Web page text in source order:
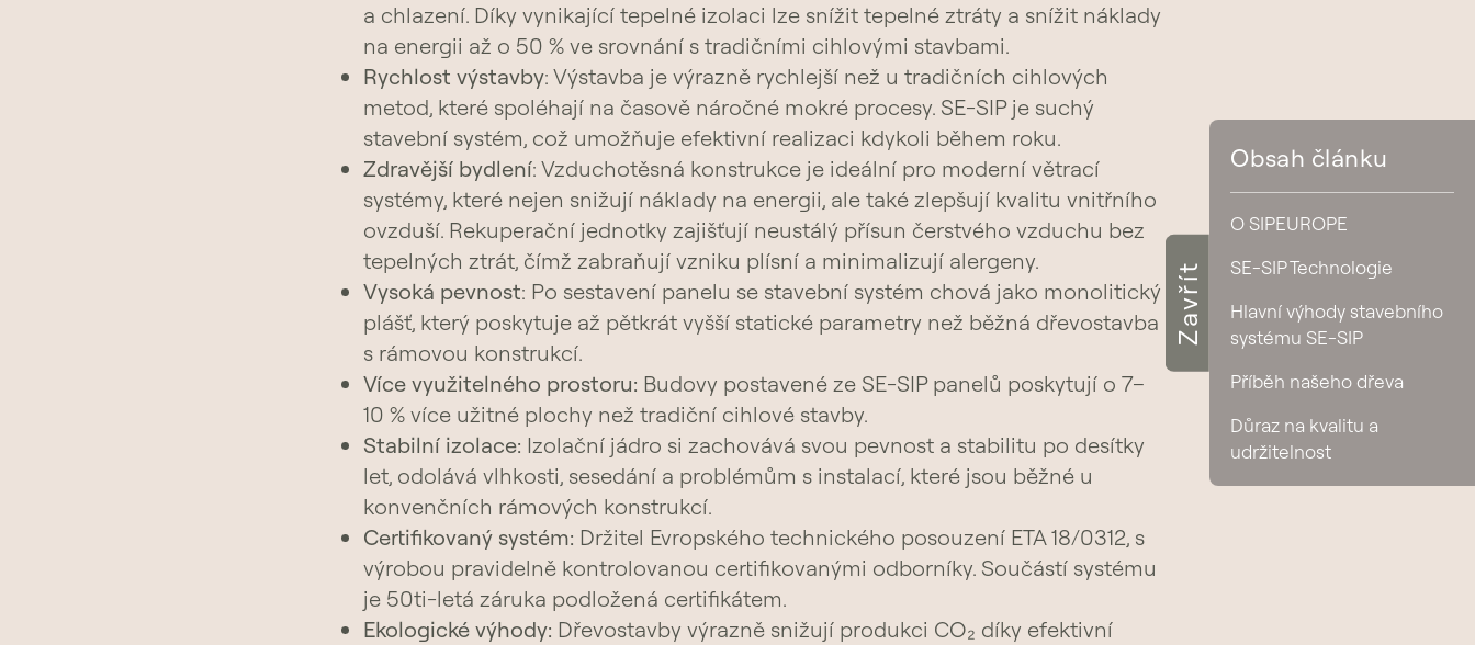
a chlazení. Díky vynikající tepelné izolaci lze snížit tepelné ztráty a snížit náklady
na energii až o 50 % ve srovnání s tradičními cihlovými stavbami.
Rychlost výstavby: Výstavba je výrazně rychlejší než u tradičních cihlových
metod, které spoléhají na časově náročné mokré procesy. SE-SIP je suchý
stavební systém, což umožňuje efektivní realizaci kdykoli během roku.
Zdravější bydlení: Vzduchotěsná konstrukce je ideální pro moderní větrací
systémy, které nejen snižují náklady na energii, ale také zlepšují kvalitu vnitřního
ovzduší. Rekuperační jednotky zajišťují neustálý přísun čerstvého vzduchu bez
tepelných ztrát, čímž zabraňují vzniku plísní a minimalizují alergeny.
Vysoká pevnost: Po sestavení panelu se stavební systém chová jako monolitický
plášť, který poskytuje až pětkrát vyšší statické parametry než běžná dřevostavba
s rámovou konstrukcí.
Více využitelného prostoru: Budovy postavené ze SE-SIP panelů poskytují o 7–
10 % více užitné plochy než tradiční cihlové stavby.
Stabilní izolace: Izolační jádro si zachovává svou pevnost a stabilitu po desítky
let, odolává vlhkosti, sesedání a problémům s instalací, které jsou běžné u
konvenčních rámových konstrukcí.
Certifikovaný systém: Držitel Evropského technického posouzení ETA 18/0312, s
výrobou pravidelně kontrolovanou certifikovanými odborníky. Součástí systému
je 50ti-letá záruka podložená certifikátem.
Ekologické výhody: Dřevostavby výrazně snižují produkci CO₂ díky efektivní
Zavřít
Obsah článku
O SIPEUROPE
SE-SIP Technologie
Hlavní výhody stavebního
systému SE-SIP
Příběh našeho dřeva
Důraz na kvalitu a
udržitelnost